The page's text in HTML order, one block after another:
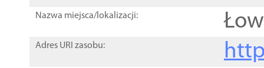
Nazwa miejsca/lokalizacji:
Adres URI zasobu: